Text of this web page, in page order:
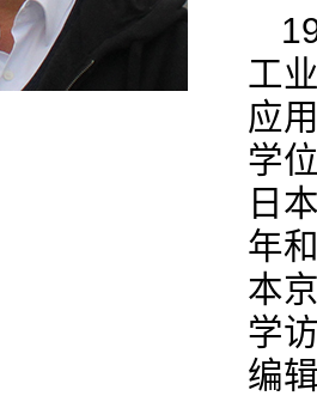
工
应
学
日
年
本
学
编